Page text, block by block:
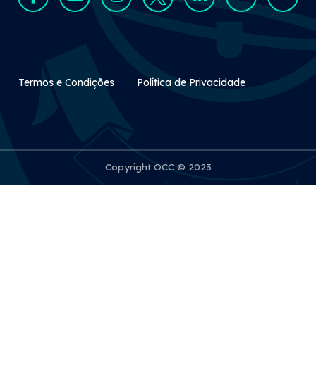
Rodapé Secundário
Termos e Condições Política de Privacidade
Copyright OCC © 2023